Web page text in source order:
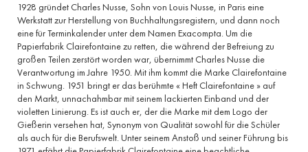
1928 gründet Charles Nusse, Sohn von Louis Nusse, in Paris eine
Werkstatt zur Herstellung von Buchhaltungsregistern, und dann noch
eine für Terminkalender unter dem Namen Exacompta. Um die
Papierfabrik Clairefontaine zu retten, die während der Befreiung zu
großen Teilen zerstört worden war, übernimmt Charles Nusse die
Verantwortung im Jahre 1950. Mit ihm kommt die Marke Clairefontaine
in Schwung. 1951 bringt er das berühmte « Heft Clairefontaine » auf
den Markt, unnachahmbar mit seinem lackierten Einband und der
violetten Linierung. Es ist auch er, der die Marke mit dem Logo der
Gießerin versehen hat, Synonym von Qualität sowohl für die Schüler
als auch für die Berufswelt. Unter seinem Anstoß und seiner Führung bis